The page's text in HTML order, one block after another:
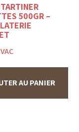
500GR –
AU PANIER